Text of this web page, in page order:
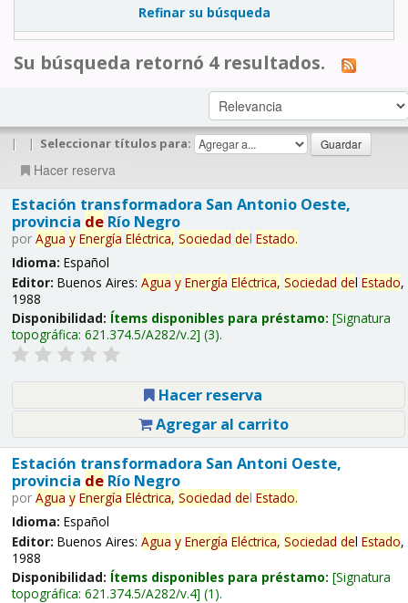
Refinar su búsqueda
Su búsqueda retornó 4 resultados.
| | Seleccionar títulos para:
Hacer reserva
Estación transformadora San Antonio Oeste,
provincia deRío Negro
por Agua y Energía Eléctrica, Sociedad del Estado.
Idioma: Español
Editor: Buenos Aires: Agua y Energía Eléctrica, Sociedad del Estado,
1988
Disponibilidad: Ítems disponibles para préstamo: Signatura
topográfica: 621.374.5/A282/v.2 (3).
Hacer reserva
Agregar al carrito
Estación transformadora San Antoni Oeste,
provincia deRío Negro
por Agua y Energía Eléctrica, Sociedad del Estado.
Idioma: Español
Editor: Buenos Aires: Agua y Energía Eléctrica, Sociedad del Estado,
1988
Disponibilidad: Ítems disponibles para préstamo: Signatura
topográfica: 621.374.5/A282/v.4 (1).